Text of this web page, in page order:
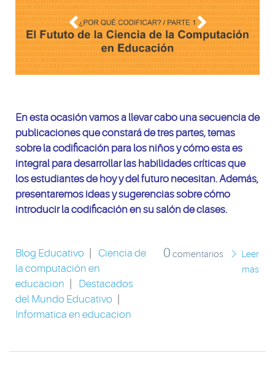
En esta ocasión vamos a llevar cabo una secuencia de
publicaciones que constará de tres partes, temas
sobre la codificación para los niños y cómo esta es
integral para desarrollar las habilidades críticas que
los estudiantes de hoy y del futuro necesitan. Además,
presentaremos ideas y sugerencias sobre cómo
introducir la codificación en su salón de clases.
Blog Educativo
Ciencia de
la computación en
educacion
Destacados
del Mundo Educativo
Informatica en educacion
0 comentarios
Leer
más